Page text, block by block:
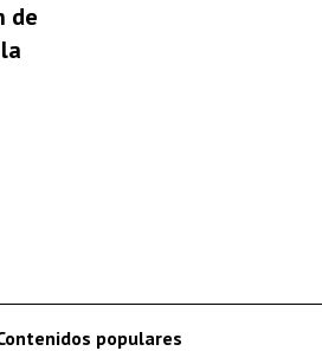
de
populares